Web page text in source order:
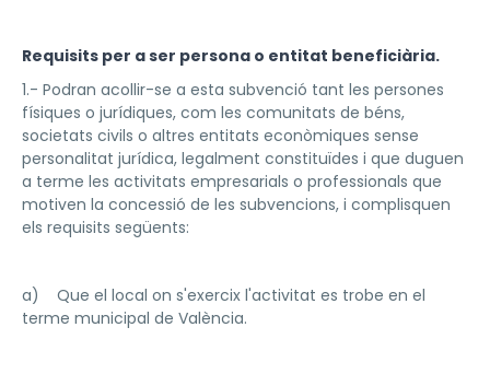
Requisits per a ser persona o entitat beneficiària.
1.- Podran acollir-se a esta subvenció tant les persones
físiques o jurídiques, com les comunitats de béns,
societats civils o altres entitats econòmiques sense
personalitat jurídica, legalment constituïdes i que duguen
a terme les activitats empresarials o professionals que
motiven la concessió de les subvencions, i complisquen
els requisits següents:
a) Que el local on s'exercix l'activitat es trobe en el
terme municipal de València.